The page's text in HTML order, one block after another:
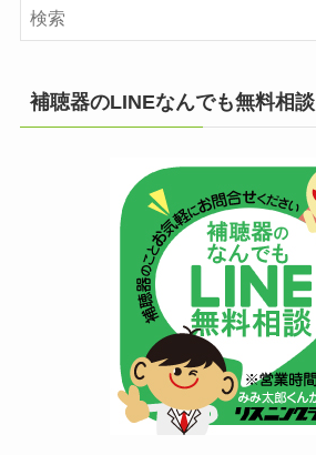
補聴器のLINEなんでも無料相談